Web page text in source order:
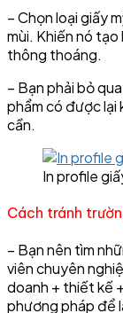
– Chọn loại giấy
mùi. Khiến nó
thông thoáng.
– Bạn phải bỏ
phẩm có được lại
cần.
In profile
Cách tránh
– Bạn nên tìm
viên chuyên
doanh + thiết kế
phương pháp để